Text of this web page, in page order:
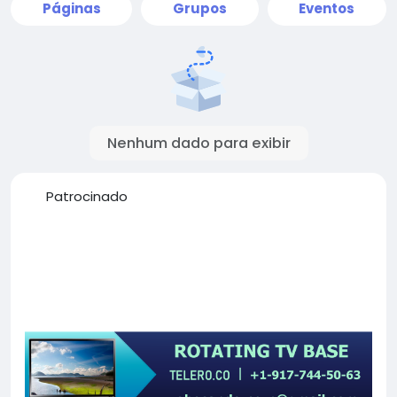
Páginas Grupos Eventos
Nenhum dado para exibir
Patrocinado